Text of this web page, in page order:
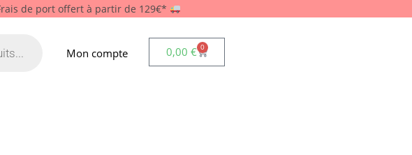
de port offert à partir de 129€*
Mon compte 0,00 € 0